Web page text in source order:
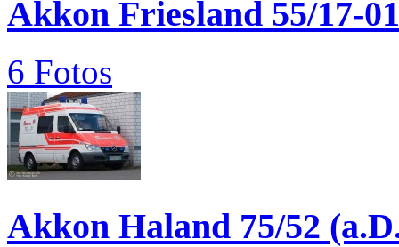
Akkon Friesland 55/17-01
6 Fotos
Akkon Haland 75/52